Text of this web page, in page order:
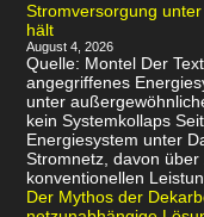
Stromversorgung
hält
August 4, 2026
Quelle: Montel Der
angegriffenes
unter
kein Systemkollaps
Energiesystem unter
Stromnetz, davon
konventionellen
Der Mythos der